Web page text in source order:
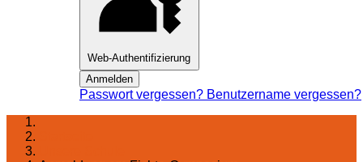
Web-Authentifizierung
Anmelden
Passwort vergessen? Benutzername vergessen?